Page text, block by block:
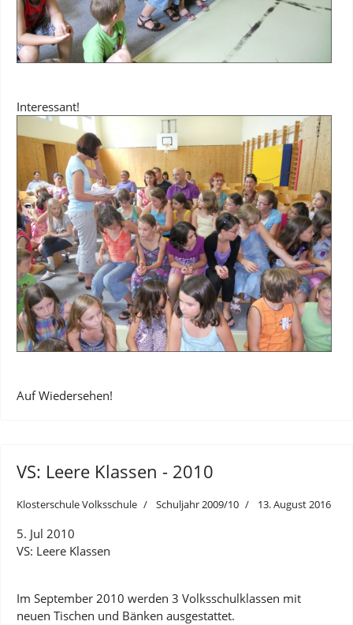
Interessant!
Auf Wiedersehen!
VS: Leere Klassen - 2010
Klosterschule Volksschule Schuljahr 2009/10 13. August 2016
5. Jul 2010
VS: Leere Klassen
Im September 2010 werden 3 Volksschulklassen mit
neuen Tischen und Bänken ausgestattet.